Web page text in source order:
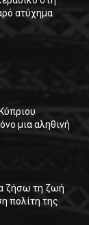
ατύχημα
μια αληθινή
ζήσω τη ζωή
πολίτη της